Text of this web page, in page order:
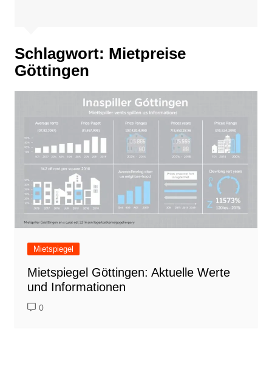
Schlagwort: Mietpreise
Göttingen
Mietspiegel
Mietspiegel Göttingen: Aktuelle Werte
und Informationen
0